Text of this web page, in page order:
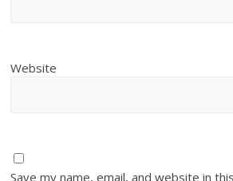
Website
Save my name, email, and website in